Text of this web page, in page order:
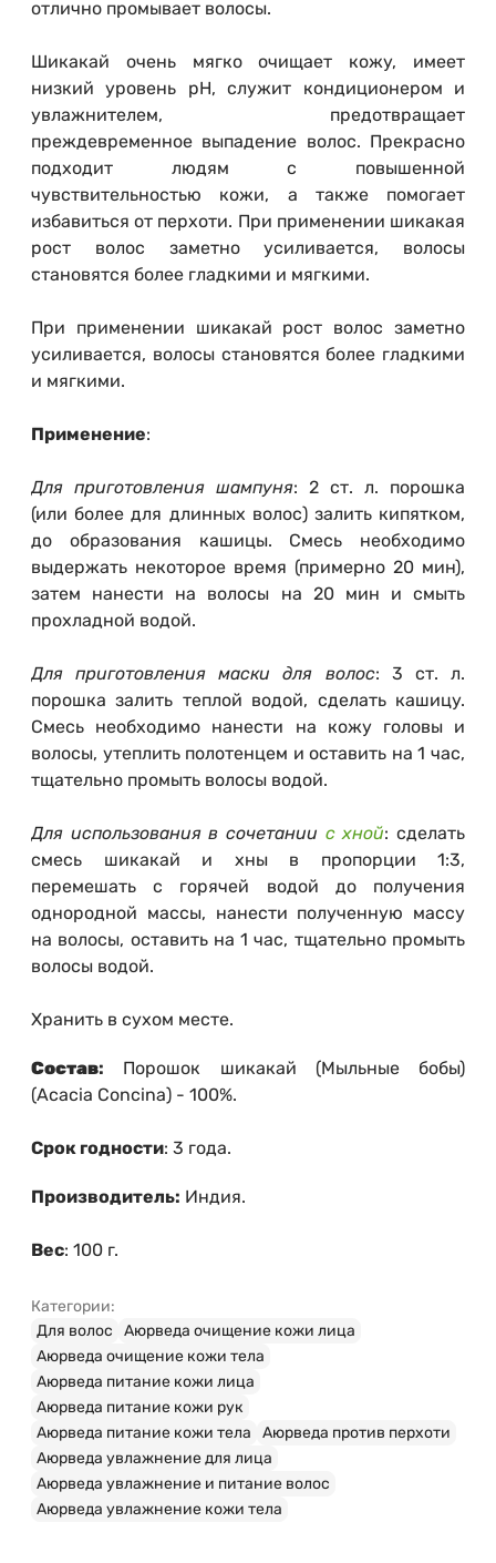
отлично промывает волосы.
Шикакай очень мягко очищает кожу, имеет
низкий уровень pH, служит кондиционером и
увлажнителем, предотвращает
преждевременное выпадение волос. Прекрасно
подходит людям с повышенной
чувствительностью кожи, а также помогает
избавиться от перхоти. При применении шикакая
рост волос заметно усиливается, волосы
становятся более гладкими и мягкими.
При применении шикакай рост волос заметно
усиливается, волосы становятся более гладкими
и мягкими.
Применение:
Для приготовления шампуня: 2 ст. л. порошка
(или более для длинных волос) залить кипятком,
до образования кашицы. Смесь необходимо
выдержать некоторое время (примерно 20 мин),
затем нанести на волосы на 20 мин и смыть
прохладной водой.
Для приготовления маски для волос: 3 ст. л.
порошка залить теплой водой, сделать кашицу.
Смесь необходимо нанести на кожу головы и
волосы, утеплить полотенцем и оставить на 1 час,
тщательно промыть волосы водой.
Для использования в сочетании с хной: сделать
смесь шикакай и хны в пропорции 1:3,
перемешать с горячей водой до получения
однородной массы, нанести полученную массу
на волосы, оставить на 1 час, тщательно промыть
волосы водой.
Хранить в сухом месте.
Состав: Порошок шикакай (Мыльные бобы)
(Acacia Concina) - 100%.
Срок годности: 3 года.
Производитель: Индия.
Вес: 100 г.
Категории:
Для волос
Аюрведа очищение кожи лица
Аюрведа очищение кожи тела
Аюрведа питание кожи лица
Аюрведа питание кожи рук
Аюрведа питание кожи тела
Аюрведа против перхоти
Аюрведа увлажнение для лица
Аюрведа увлажнение и питание волос
Аюрведа увлажнение кожи тела